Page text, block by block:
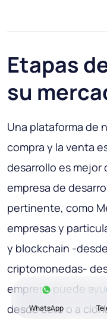
Etapas
su
Una plataforma de
compra y la venta
desarrollo es mejor
empresa de
pertinente, como
empresas y
y blockchain -
criptomonedas-
empresa puede
desde cero o a
WhatsApp